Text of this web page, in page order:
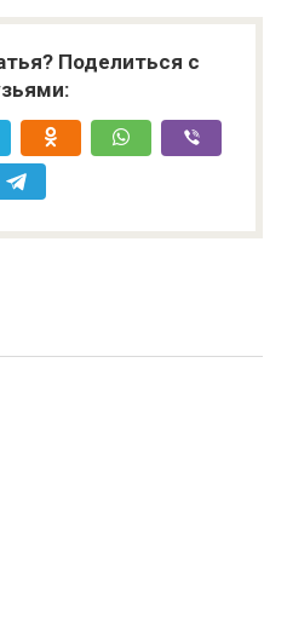
Поделиться с